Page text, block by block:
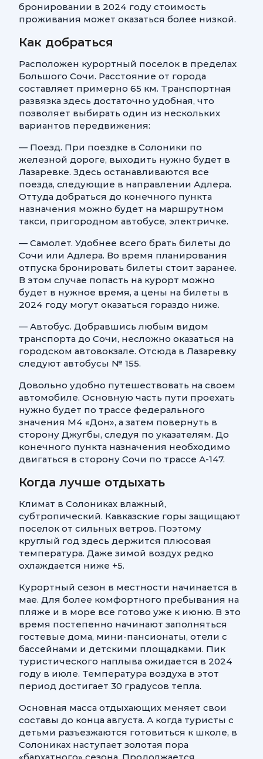
бронировании в 2024 году стоимость
проживания может оказаться более низкой.
Как добраться
Расположен курортный поселок в пределах
Большого Сочи. Расстояние от города
составляет примерно 65 км. Транспортная
развязка здесь достаточно удобная, что
позволяет выбирать один из нескольких
вариантов передвижения:
— Поезд. При поездке в Солоники по
железной дороге, выходить нужно будет в
Лазаревке. Здесь останавливаются все
поезда, следующие в направлении Адлера.
Оттуда добраться до конечного пункта
назначения можно будет на маршрутном
такси, пригородном автобусе, электричке.
— Самолет. Удобнее всего брать билеты до
Сочи или Адлера. Во время планирования
отпуска бронировать билеты стоит заранее.
В этом случае попасть на курорт можно
будет в нужное время, а цены на билеты в
2024 году могут оказаться гораздо ниже.
— Автобус. Добравшись любым видом
транспорта до Сочи, несложно оказаться на
городском автовокзале. Отсюда в Лазаревку
следуют автобусы № 155.
Довольно удобно путешествовать на своем
автомобиле. Основную часть пути проехать
нужно будет по трассе федерального
значения М4 «Дон», а затем повернуть в
сторону Джугбы, следуя по указателям. До
конечного пункта назначения необходимо
двигаться в сторону Сочи по трассе А-147.
Когда лучше отдыхать
Климат в Солониках влажный,
субтропический. Кавказские горы защищают
поселок от сильных ветров. Поэтому
круглый год здесь держится плюсовая
температура. Даже зимой воздух редко
охлаждается ниже +5.
Курортный сезон в местности начинается в
мае. Для более комфортного пребывания на
пляже и в море все готово уже к июню. В это
время постепенно начинают заполняться
гостевые дома, мини-пансионаты, отели с
бассейнами и детскими площадками. Пик
туристического наплыва ожидается в 2024
году в июле. Температура воздуха в этот
период достигает 30 градусов тепла.
Основная масса отдыхающих меняет свои
составы до конца августа. А когда туристы с
детьми разъезжаются готовиться к школе, в
Солониках наступает золотая пора